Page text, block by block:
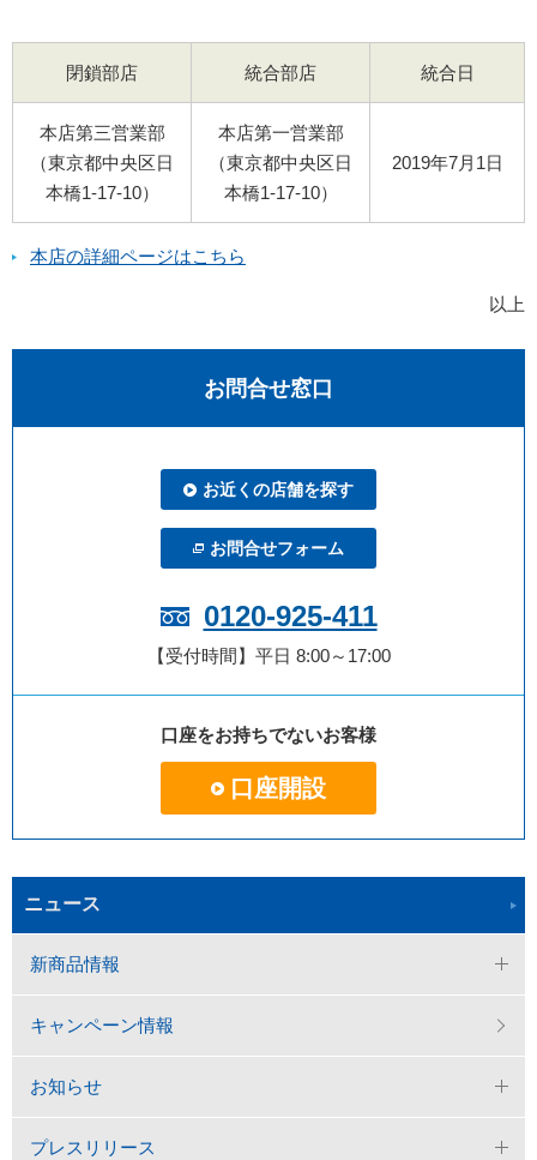
閉鎖部店 統合部店 統合日
本店第三営業部
（東京都中央区日
本橋1-17-10）
本店第一営業部
（東京都中央区日
本橋1-17-10）
2019年7月1日
本店の詳細ページはこちら
以上
お問合せ窓口
お近くの店舗を探す
お問合せフォーム
0120-925-411
【受付時間】平日 8:00～17:00
口座をお持ちでないお客様
口座開設
ニュース
新商品情報
キャンペーン情報
お知らせ
プレスリリース